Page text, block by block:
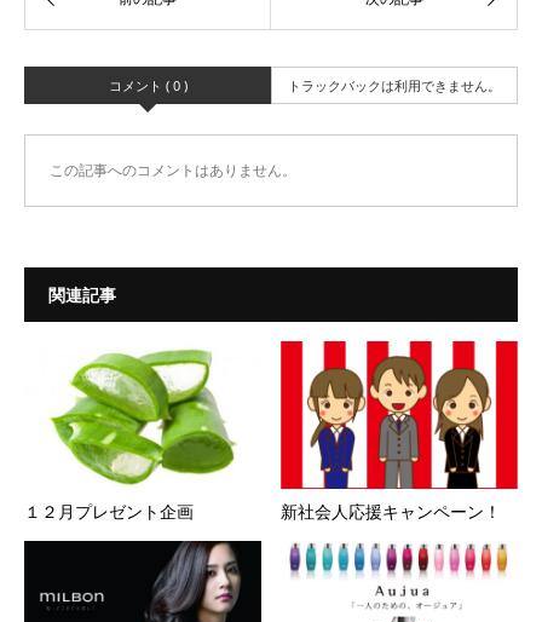
コメント ( 0 ) トラックバックは利用できません。
この記事へのコメントはありません。
関連記事
１２月プレゼント企画 新社会人応援キャンペーン！